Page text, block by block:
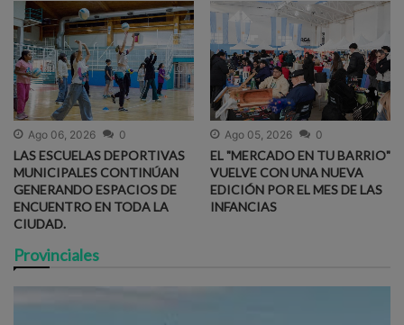
Ago 06, 2026 0
LAS ESCUELAS DEPORTIVAS
MUNICIPALES CONTINÚAN
GENERANDO ESPACIOS DE
ENCUENTRO EN TODA LA
CIUDAD.
Ago 05, 2026 0
EL "MERCADO EN TU BARRIO"
VUELVE CON UNA NUEVA
EDICIÓN POR EL MES DE LAS
INFANCIAS
Provinciales